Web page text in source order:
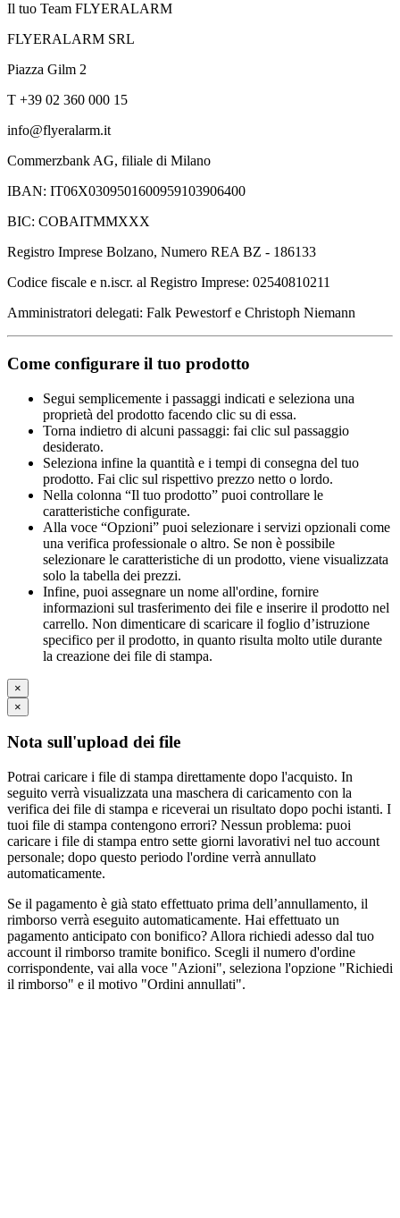
Il tuo Team FLYERALARM
FLYERALARM SRL
Piazza Gilm 2
T +39 02 360 000 15
info@flyeralarm.it
Commerzbank AG, filiale di Milano
IBAN: IT06X0309501600959103906400
BIC: COBAITMMXXX
Registro Imprese Bolzano, Numero REA BZ - 186133
Codice fiscale e n.iscr. al Registro Imprese: 02540810211
Amministratori delegati: Falk Pewestorf e Christoph Niemann
Come configurare il tuo prodotto
Segui semplicemente i passaggi indicati e seleziona una
proprietà del prodotto facendo clic su di essa.
Torna indietro di alcuni passaggi: fai clic sul passaggio
desiderato.
Seleziona infine la quantità e i tempi di consegna del tuo
prodotto. Fai clic sul rispettivo prezzo netto o lordo.
Nella colonna “Il tuo prodotto” puoi controllare le
caratteristiche configurate.
Alla voce “Opzioni” puoi selezionare i servizi opzionali come
una verifica professionale o altro. Se non è possibile
selezionare le caratteristiche di un prodotto, viene visualizzata
solo la tabella dei prezzi.
Infine, puoi assegnare un nome all'ordine, fornire
informazioni sul trasferimento dei file e inserire il prodotto nel
carrello. Non dimenticare di scaricare il foglio d’istruzione
specifico per il prodotto, in quanto risulta molto utile durante
la creazione dei file di stampa.
×
×
Nota sull'upload dei file
Potrai caricare i file di stampa direttamente dopo l'acquisto. In
seguito verrà visualizzata una maschera di caricamento con la
verifica dei file di stampa e riceverai un risultato dopo pochi istanti. I
tuoi file di stampa contengono errori? Nessun problema: puoi
caricare i file di stampa entro sette giorni lavorativi nel tuo account
personale; dopo questo periodo l'ordine verrà annullato
automaticamente.
Se il pagamento è già stato effettuato prima dell’annullamento, il
rimborso verrà eseguito automaticamente. Hai effettuato un
pagamento anticipato con bonifico? Allora richiedi adesso dal tuo
account il rimborso tramite bonifico. Scegli il numero d'ordine
corrispondente, vai alla voce "Azioni", seleziona l'opzione "Richiedi
il rimborso" e il motivo "Ordini annullati".